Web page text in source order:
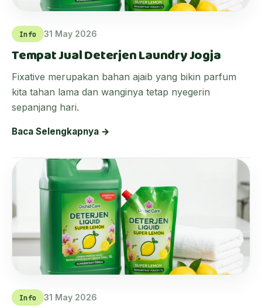
Info 31 May 2026
Tempat Jual Deterjen Laundry Jogja
Fixative merupakan bahan ajaib yang bikin parfum
kita tahan lama dan wanginya tetap nyegerin
sepanjang hari.
Baca Selengkapnya →
Info 31 May 2026